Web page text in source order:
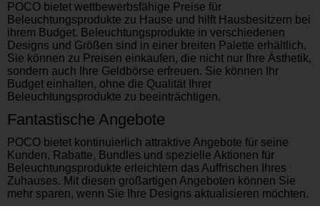
POCO bietet wettbewerbsfähige Preise für
Beleuchtungsprodukte zu Hause und hilft Hausbesitzern bei
ihrem Budget. Beleuchtungsprodukte in verschiedenen
Designs und Größen sind in einer breiten Palette erhältlich.
Sie können zu Preisen einkaufen, die nicht nur Ihre Ästhetik,
sondern auch Ihre Geldbörse erfreuen. Sie können Ihr
Budget einhalten, ohne die Qualität Ihrer
Beleuchtungsprodukte zu beeinträchtigen.
Fantastische Angebote
POCO bietet kontinuierlich attraktive Angebote für seine
Kunden. Rabatte, Bundles und spezielle Aktionen für
Beleuchtungsprodukte erleichtern das Auffrischen Ihres
Zuhauses. Mit diesen großartigen Angeboten können Sie
mehr sparen, wenn Sie Ihre Designs aktualisieren möchten.